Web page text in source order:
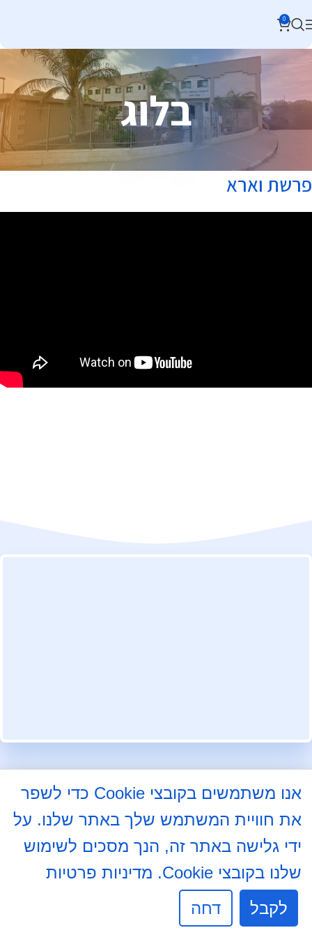
0
בלוג
פרשת וארא
התלמוד 8א, באר שבע
08-6204000
08-6237234
info@mdb7.co.il
שעות פעילות מזכירות:
אנו משתמשים בקובצי Cookie כדי לשפר
את חוויית המשתמש שלך באתר שלנו. על
ידי גלישה באתר זה, הנך מסכים לשימוש
שלנו בקובצי Cookie.
מדיניות פרטיות
לקבל
דחה